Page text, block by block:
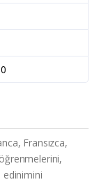
Fransızca,
edinimini